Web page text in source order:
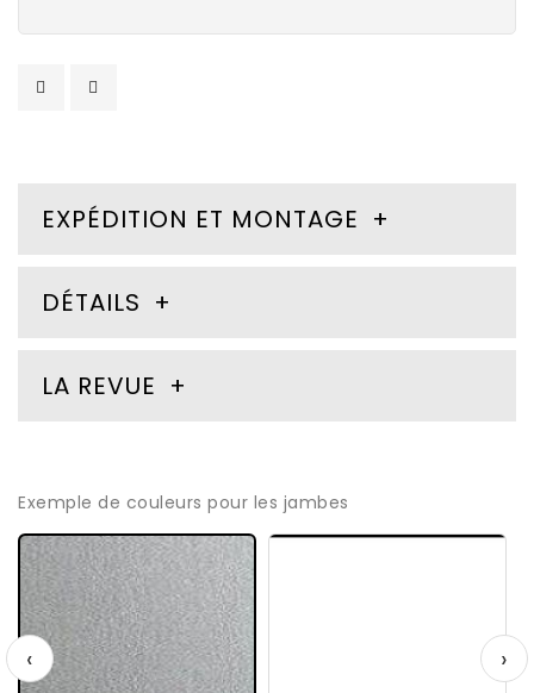
EXPÉDITION ET MONTAGE
DÉTAILS
LA REVUE
Exemple de couleurs pour les jambes
‹ ›